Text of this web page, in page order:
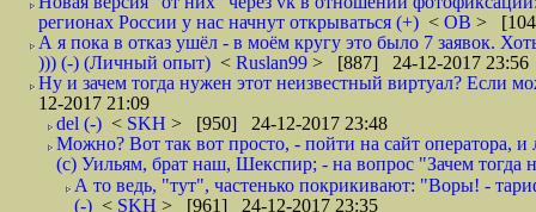
регионах России у нас начнут открываться (+) < ОВ >
А я пока в отказ ушёл - в моём кругу это было 7 заявок.
))) (-) (Личный опыт) < Ruslan99 > [887] 24-12-2017 23:56
Ну и зачем тогда нужен этот неизвестный виртуал? Если
12-2017 21:09
del (-) < SKH > [950] 24-12-2017 23:48
Можно? Вот так вот просто, - пойти на сайт оператора,
(с) Уильям, брат наш, Шекспир; - на вопрос "Зачем тогда
А то ведь, "тут", частенько покрикивают: "Воры! -
(-) < SKH > [961] 24-12-2017 23:35